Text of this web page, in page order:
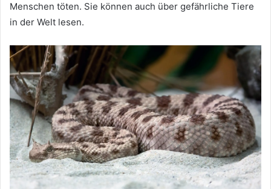
Menschen töten. Sie können auch über gefährliche Tiere
in der Welt lesen.